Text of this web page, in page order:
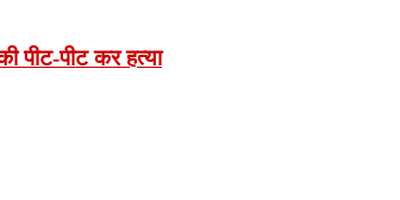
पीट-पीट कर हत्या